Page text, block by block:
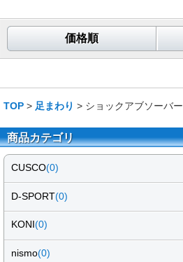
価格順
TOP > 足まわり > ショックアブソーバー
商品カテゴリ
CUSCO(0)
D-SPORT(0)
KONI(0)
nismo(0)